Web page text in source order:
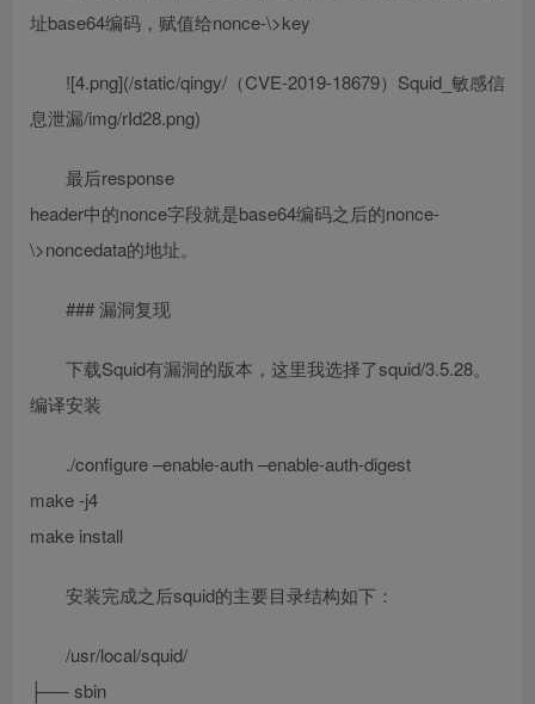
址base64编码，赋值给nonce-\>key
![4.png](/static/qingy/（CVE-2019-18679）Squid_敏感信
息泄漏/img/rId28.png)
最后response
header中的nonce字段就是base64编码之后的nonce-
\>noncedata的地址。
### 漏洞复现
下载Squid有漏洞的版本，这里我选择了squid/3.5.28。
编译安装
./configure –enable-auth –enable-auth-digest
make -j4
make install
安装完成之后squid的主要目录结构如下：
/usr/local/squid/
├── sbin